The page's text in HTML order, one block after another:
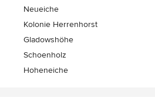
Neueiche
Kolonie Herrenhorst
Gladowshöhe
Schoenholz
Hoheneiche